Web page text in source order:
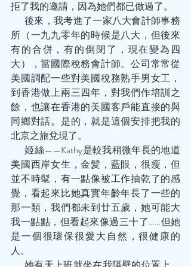
拒了我的邀請，因為她們都已做過了。
       後來，我考進了一家八大會計師事務
所（一九九零年的時候是八大，但後來
有的合併，有的倒閉了，現在變為四
大），當國際稅務會計師。公司常常從
美國調配一些對美國稅務熟手男女工，
到香港做上兩三四年，對我們作培訓之
餘，也讓在香港的美國客戶能直接的與
同鄉對話。是的，就是這個安排把我的
北京之旅兌現了。
       姬絲——Kathy是較我稍微年長的地道
美國西岸女生，金髪，藍眼，很瘦，但
並不時髦，有一點像被工作抽乾了的感
覺，看起來比她真實年齡年長了一些的
那一類，我們都未到廿五歲，她可能大
我一點點，但看起來像過三十了……但她
是一個很環保很愛大自然，很健康的
人。